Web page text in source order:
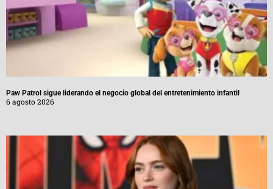
Paw Patrol sigue liderando el negocio global del entretenimiento infantil
6 agosto 2026